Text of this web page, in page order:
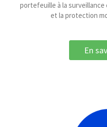
portefeuille à la
et la protection
En